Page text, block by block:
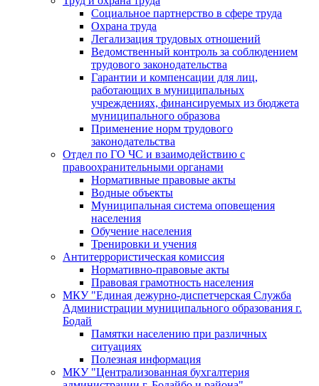
Социальное партнерство в сфере труда
Охрана труда
Легализация трудовых отношений
Ведомственный контроль за соблюдением
трудового законодательства
Гарантии и компенсации для лиц,
работающих в муниципальных
учреждениях, финансируемых из бюджета
муниципального образова
Применение норм трудового
законодательства
Отдел по ГО ЧС и взаимодействию с
правоохранительными органами
Нормативные правовые акты
Водные объекты
Муниципальная система оповещения
населения
Обучение населения
Тренировки и учения
Антитеррористическая комиссия
Нормативно-правовые акты
Правовая грамотность населения
МКУ "Единая дежурно-диспетчерская Служба
Администрации муниципального образования г.
Бодай
Памятки населению при различных
ситуациях
Полезная информация
МКУ "Централизованная бухгалтерия